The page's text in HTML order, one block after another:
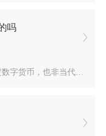
吗
非当代任何官方机构推...